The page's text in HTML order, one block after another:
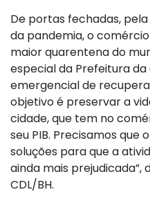
De portas fechadas,
da pandemia, o
maior quarentena do
especial da Prefeitura
emergencial de
objetivo é preservar a
cidade, que tem no
seu PIB. Precisamos
soluções para que a
ainda mais prejudicada”,
CDL/BH.